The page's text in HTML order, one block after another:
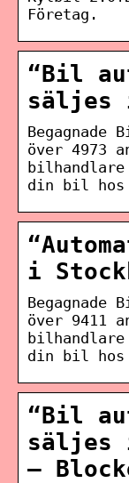
Företag.
“Bil
säljes
Begagnade
över 4973
bilhandlare
din bil hos
i
Begagnade
över 9411
bilhandlare
din bil hos
“Bil
säljes
–